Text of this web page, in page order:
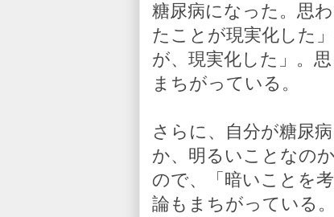
糖尿病になった。思
たことが現実化した
が、現実化した」。
まちがっている。
さらに、自分が糖尿
か、明るいことなの
ので、「暗いことを
論もまちがっている